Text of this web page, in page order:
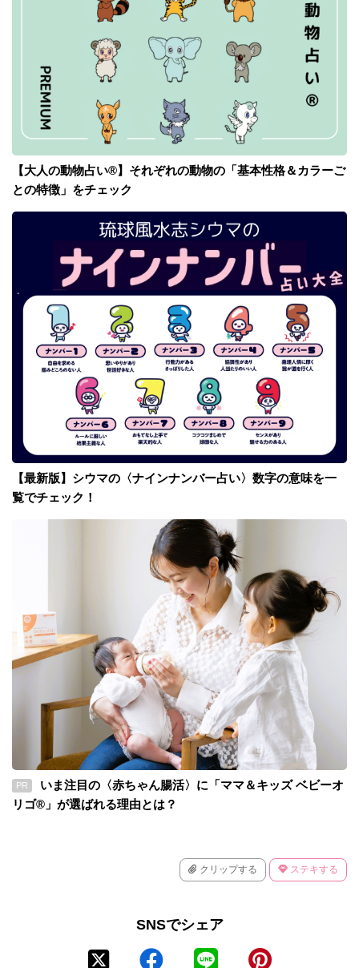
【大人の動物占い®】それぞれの動物の「基本性格＆カラーご
との特徴」をチェック
【最新版】シウマの〈ナインナンバー占い〉数字の意味を一
覧でチェック！
PR
いま注目の〈赤ちゃん腸活〉に「ママ＆キッズ ベビーオ
リゴ®」が選ばれる理由とは？
クリップする ステキする
SNSでシェア